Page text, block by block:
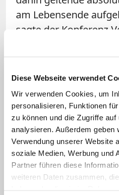
Diese Webseite verwendet
Wir verwenden Cookies, um
personalisieren, Funktionen
zu können und die Zugriffe
analysieren. Außerdem geben
Verwendung unserer Website
soziale Medien, Werbung und
Partner führen diese
weiteren Daten zusammen,
am Lebensende
sagte der Konferenz-
Salzburger
an Kirchenaustritten
Österreicher wollen
bewahren; die hat
dem Christentum zu
"Wenn wir uns sang-
verabschieden,